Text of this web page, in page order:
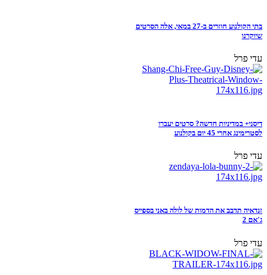
בתי הקולנוע חוזרים ב-27 במאי, אלה הסרטים
שיוקרנו
עדי פרל
דיסני+ במדיניות חדשה? סרטים יעברו
לסטרימינג אחרי 45 יום בקולנוע
עדי פרל
זנדאיה תדבב את הדמות של לולה באני בספייס
ג'אם 2
עדי פרל